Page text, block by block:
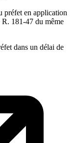
préfet en application
181-47 du même
dans un délai de